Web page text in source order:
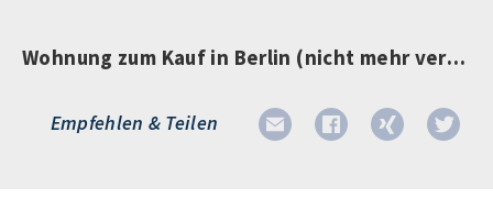
Wohnung zum Kauf in Berlin (nicht mehr verfügbar)
Empfehlen & Teilen